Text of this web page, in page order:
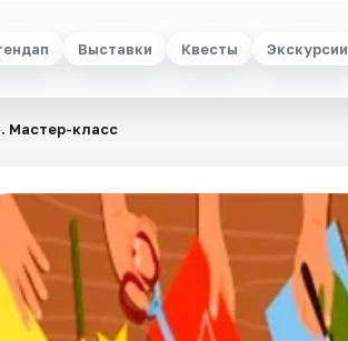
Выставки Квесты Экскурсии
Мастер-класс